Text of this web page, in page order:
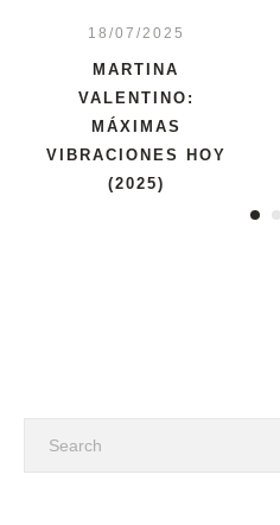
18/07/2025
MARTINA
VALENTINO:
MÁXIMAS
VIBRACIONES HOY
(2025)